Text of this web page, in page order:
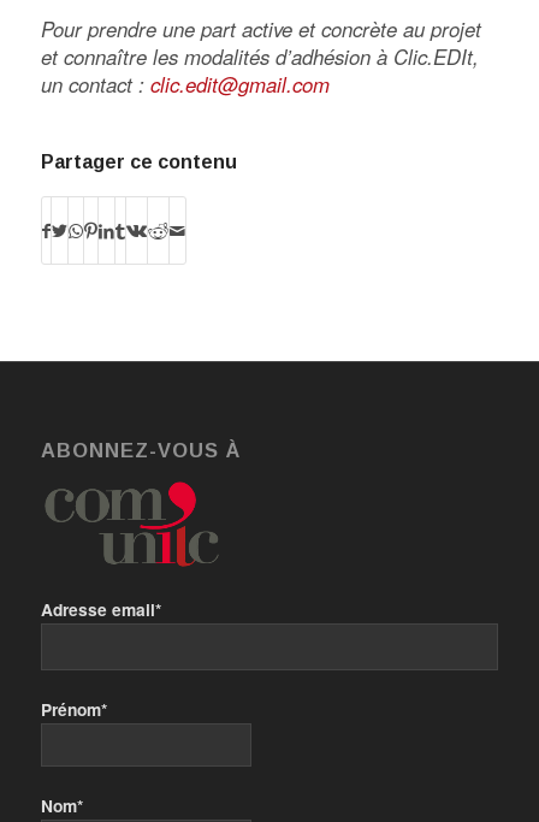
Pour prendre une part active et concrète au projet
et connaître les modalités d’adhésion à Clic.EDIt,
un contact : clic.edit@gmail.com
Partager ce contenu
ABONNEZ-VOUS À
Adresse email*
Prénom*
Nom*